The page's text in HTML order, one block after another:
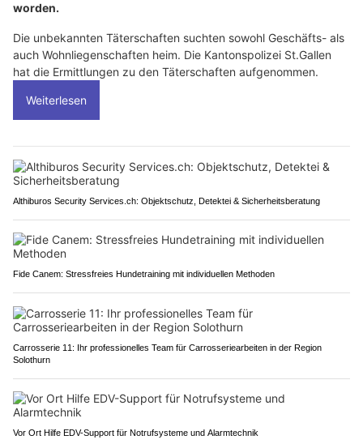
worden.
Die unbekannten Täterschaften suchten sowohl Geschäfts- als
auch Wohnliegenschaften heim. Die Kantonspolizei St.Gallen
hat die Ermittlungen zu den Täterschaften aufgenommen.
Weiterlesen
Althiburos Security Services.ch: Objektschutz, Detektei & Sicherheitsberatung
Fide Canem: Stressfreies Hundetraining mit individuellen Methoden
Carrosserie 11: Ihr professionelles Team für Carrosseriearbeiten in der Region
Solothurn
Vor Ort Hilfe EDV-Support für Notrufsysteme und Alarmtechnik